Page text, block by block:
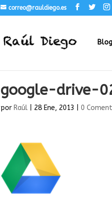
correo@rauldiego.es
Blog
google-drive-
por Raúl 28 Ene, 2013 |0